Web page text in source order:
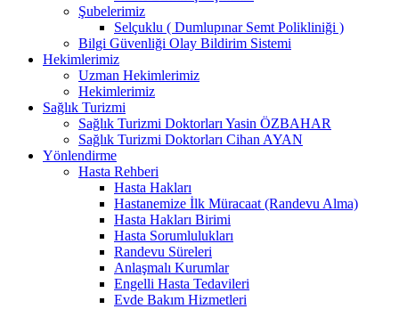
Şubelerimiz
Selçuklu ( Dumlupınar Semt Polikliniği )
Bilgi Güvenliği Olay Bildirim Sistemi
Hekimlerimiz
Uzman Hekimlerimiz
Hekimlerimiz
Sağlık Turizmi
Sağlık Turizmi Doktorları Yasin ÖZBAHAR
Sağlık Turizmi Doktorları Cihan AYAN
Yönlendirme
Hasta Rehberi
Hasta Hakları
Hastanemize İlk Müracaat (Randevu Alma)
Hasta Hakları Birimi
Hasta Sorumlulukları
Randevu Süreleri
Anlaşmalı Kurumlar
Engelli Hasta Tedavileri
Evde Bakım Hizmetleri